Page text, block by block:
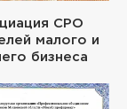
СРО
малого и
бизнеса